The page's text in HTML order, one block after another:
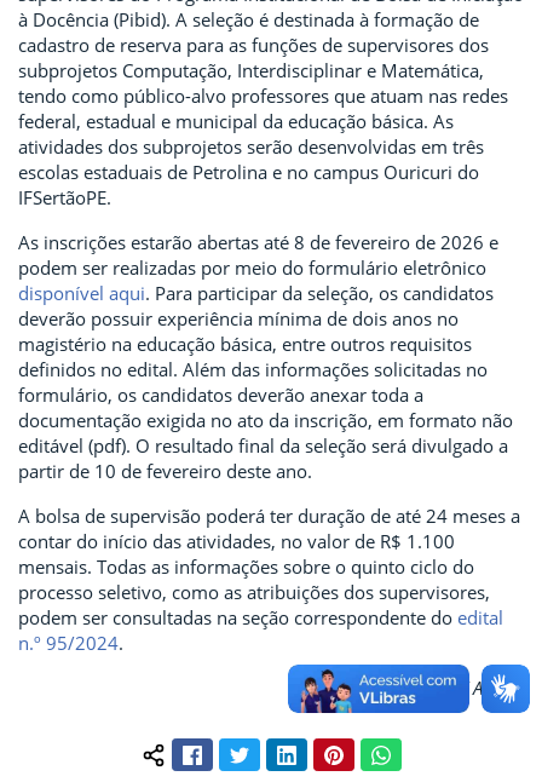
à Docência (Pibid). A seleção é destinada à formação de
cadastro de reserva para as funções de supervisores dos
subprojetos Computação, Interdisciplinar e Matemática,
tendo como público-alvo professores que atuam nas redes
federal, estadual e municipal da educação básica. As
atividades dos subprojetos serão desenvolvidas em três
escolas estaduais de Petrolina e no campus Ouricuri do
IFSertãoPE.
As inscrições estarão abertas até 8 de fevereiro de 2026 e
podem ser realizadas por meio do formulário eletrônico
disponível aqui. Para participar da seleção, os candidatos
deverão possuir experiência mínima de dois anos no
magistério na educação básica, entre outros requisitos
definidos no edital. Além das informações solicitadas no
formulário, os candidatos deverão anexar toda a
documentação exigida no ato da inscrição, em formato não
editável (pdf). O resultado final da seleção será divulgado a
partir de 10 de fevereiro deste ano.
A bolsa de supervisão poderá ter duração de até 24 meses a
contar do início das atividades, no valor de R$ 1.100
mensais. Todas as informações sobre o quinto ciclo do
processo seletivo, como as atribuições dos supervisores,
podem ser consultadas na seção correspondente do edital
n.º 95/2024.
Texto: Tito Souza / Ascom
Compartilhar conteúdo:
FacebookTwitterLinkedInPinterestWhatsApp